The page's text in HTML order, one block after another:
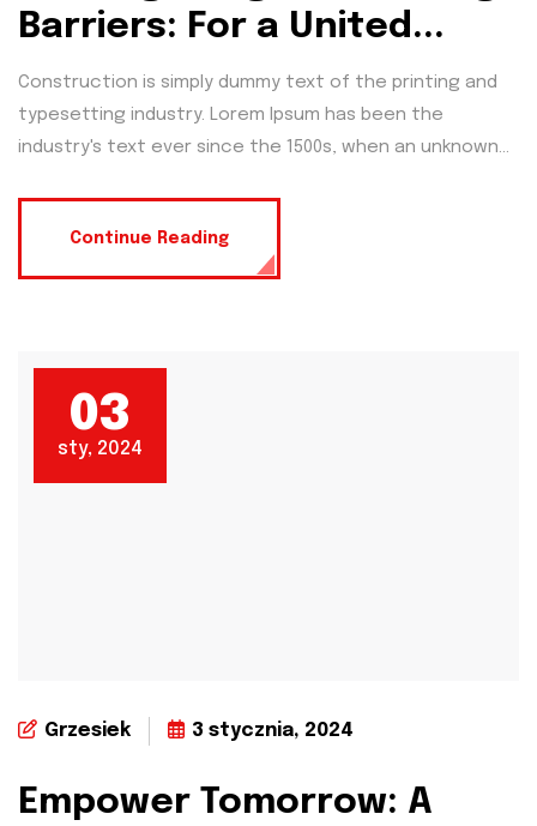
Barriers: For a United...
Construction is simply dummy text of the printing and
typesetting industry. Lorem Ipsum has been the
industry's text ever since the 1500s, when an unknown...
Continue Reading
03
sty, 2024
Grzesiek 3 stycznia, 2024
Empower Tomorrow: A